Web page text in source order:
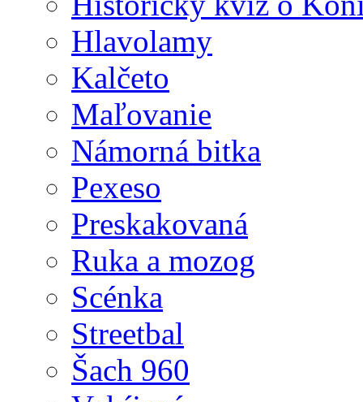
Hlavolamy
Kalčeto
Maľovanie
Námorná bitka
Pexeso
Preskakovaná
Ruka a mozog
Scénka
Streetbal
Šach 960